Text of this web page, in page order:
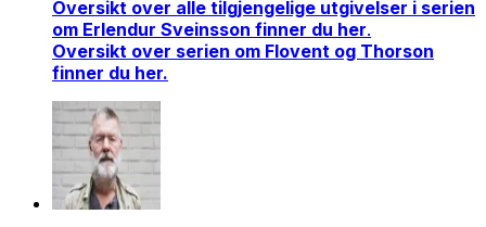
Oversikt over alle tilgjengelige utgivelser i serien
om Erlendur Sveinsson finner du her.
Oversikt over serien om Flovent og Thorson
finner du her.